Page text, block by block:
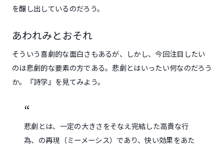
を醸し出しているのだろう。
あわれみとおそれ
そういう喜劇的な面白さもあるが、しかし、今回注目したい
のは悲劇的な要素の方である。悲劇とはいったい何なのだろう
か。『詩学』を見てみよう。
悲劇とは、一定の大きさをそなえ完結した高貴な行
為、の再現（ミーメーシス）であり、快い効果をあた